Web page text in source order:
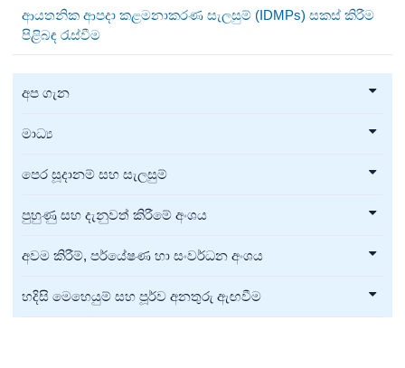
ආයතනික ආපදා කළමනාකරණ සැලසුම් (IDMPs) සකස් කිරීම
පිළිබඳ රැස්වීම
අප ගැන
මාධ්‍ය
පෙර සූදානම් සහ සැලසුම්
පුහුණු සහ දැනුවත් කිරීමේ අංශය
අවම කිරීම්, පර්යේෂණ හා සංවර්ධන අංශය
හදිසි මෙහෙයුම් සහ පූර්ව අනතුරු ඇඟවීම